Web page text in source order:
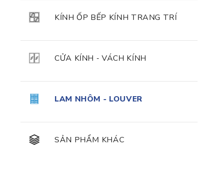
KÍNH ỐP BẾP KÍNH TRANG TRÍ
CỬA KÍNH - VÁCH KÍNH
LAM NHÔM - LOUVER
SẢN PHẨM KHÁC